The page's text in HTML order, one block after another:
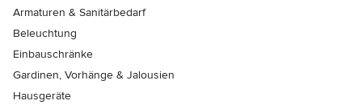
Armaturen & Sanitärbedarf
Beleuchtung
Einbauschränke
Gardinen, Vorhänge & Jalousien
Hausgeräte